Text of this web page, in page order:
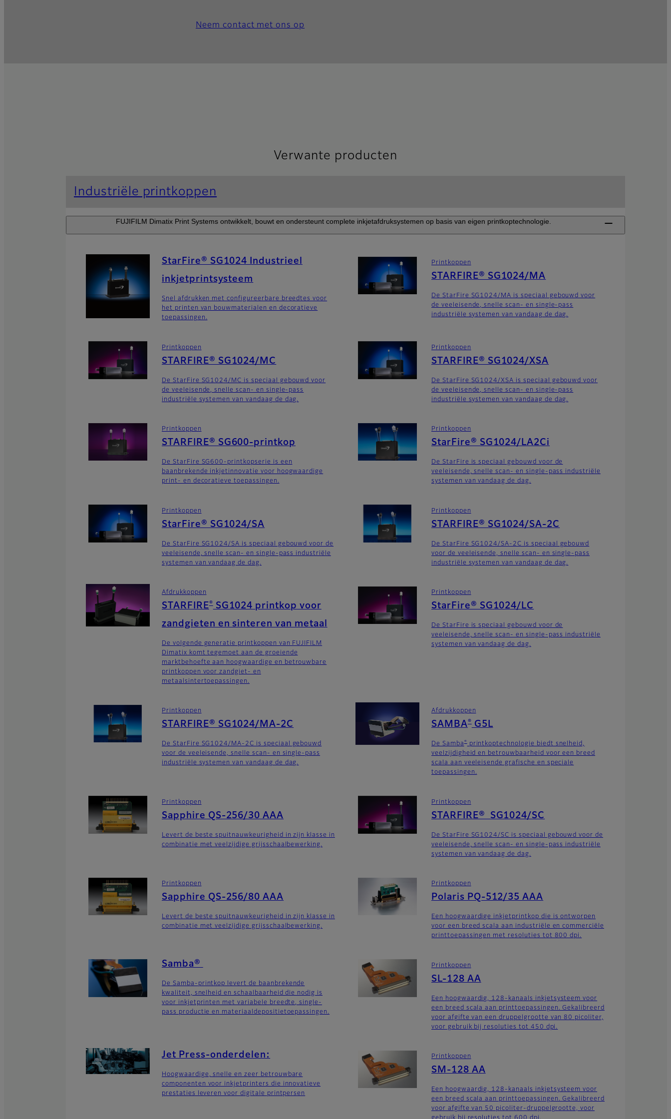
Neem contact met ons op
Verwante producten
Industriële printkoppen
FUJIFILM Dimatix Print Systems ontwikkelt, bouwt en ondersteunt complete inkjetafdruksystemen op basis van eigen printkoptechnologie.
StarFire® SG1024 Industrieel
inkjetprintsysteem
Snel afdrukken met configureerbare breedtes voor
het printen van bouwmaterialen en decoratieve
toepassingen.
Printkoppen
STARFIRE® SG1024/MA
De StarFire SG1024/MA is speciaal gebouwd voor
de veeleisende, snelle scan- en single-pass
industriële systemen van vandaag de dag.
Printkoppen
STARFIRE® SG1024/MC
De StarFire SG1024/MC is speciaal gebouwd voor
de veeleisende, snelle scan- en single-pass
industriële systemen van vandaag de dag.
Printkoppen
STARFIRE® SG1024/XSA
De StarFire SG1024/XSA is speciaal gebouwd voor
de veeleisende, snelle scan- en single-pass
industriële systemen van vandaag de dag.
Printkoppen
STARFIRE® SG600-printkop
De StarFire SG600-printkopserie is een
baanbrekende inkjetinnovatie voor hoogwaardige
print- en decoratieve toepassingen.
Printkoppen
StarFire® SG1024/LA2Ci
De StarFire is speciaal gebouwd voor de
veeleisende, snelle scan- en single-pass industriële
systemen van vandaag de dag.
Printkoppen
StarFire® SG1024/SA
De StarFire SG1024/SA is speciaal gebouwd voor de
veeleisende, snelle scan- en single-pass industriële
systemen van vandaag de dag.
Printkoppen
STARFIRE® SG1024/SA-2C
De StarFire SG1024/SA-2C is speciaal gebouwd
voor de veeleisende, snelle scan- en single-pass
industriële systemen van vandaag de dag.
Afdrukkoppen
STARFIRE®SG1024 printkop voor
zandgieten en sinteren van metaal
De volgende generatie printkoppen van FUJIFILM
Dimatix komt tegemoet aan de groeiende
marktbehoefte aan hoogwaardige en betrouwbare
printkoppen voor zandgiet- en
metaalsintertoepassingen.
Printkoppen
StarFire® SG1024/LC
De StarFire is speciaal gebouwd voor de
veeleisende, snelle scan- en single-pass industriële
systemen van vandaag de dag.
Printkoppen
STARFIRE® SG1024/MA-2C
De StarFire SG1024/MA-2C is speciaal gebouwd
voor de veeleisende, snelle scan- en single-pass
industriële systemen van vandaag de dag.
Afdrukkoppen
SAMBA®G5L
De Samba® printkoptechnologie biedt snelheid,
veelzijdigheid en betrouwbaarheid voor een breed
scala aan veeleisende grafische en speciale
toepassingen.
Printkoppen
Sapphire QS-256/30 AAA
Levert de beste spuitnauwkeurigheid in zijn klasse in
combinatie met veelzijdige grijsschaalbewerking.
Printkoppen
STARFIRE® SG1024/SC
De StarFire SG1024/SC is speciaal gebouwd voor de
veeleisende, snelle scan- en single-pass industriële
systemen van vandaag de dag.
Printkoppen
Sapphire QS-256/80 AAA
Levert de beste spuitnauwkeurigheid in zijn klasse in
combinatie met veelzijdige grijsschaalbewerking.
Printkoppen
Polaris PQ-512/35 AAA
Een hoogwaardige inkjetprintkop die is ontworpen
voor een breed scala aan industriële en commerciële
printtoepassingen met resoluties tot 800 dpi.
Samba®
De Samba-printkop levert de baanbrekende
kwaliteit, snelheid en schaalbaarheid die nodig is
voor inkjetprinten met variabele breedte, single-
pass productie en materiaaldepositietoepassingen.
Printkoppen
SL-128 AA
Een hoogwaardig, 128-kanaals inkjetsysteem voor
een breed scala aan printtoepassingen. Gekalibreerd
voor afgifte van een druppelgrootte van 80 picoliter,
voor gebruik bij resoluties tot 450 dpi.
Jet Press-onderdelen:
Hoogwaardige, snelle en zeer betrouwbare
componenten voor inkjetprinters die innovatieve
prestaties leveren voor digitale printpersen
Printkoppen
SM-128 AA
Een hoogwaardig, 128-kanaals inkjetsysteem voor
een breed scala aan printtoepassingen. Gekalibreerd
voor afgifte van 50 picoliter-druppelgrootte, voor